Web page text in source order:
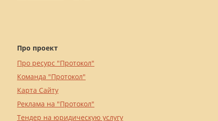
Про проект
Про ресурс "Протокол"
Команда "Протокол"
Карта Сайту
Реклама на "Протокол"
Тендер на юридическую услугу